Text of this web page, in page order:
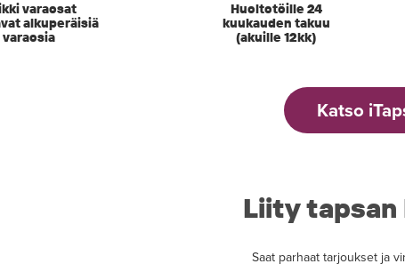
varaosat
alkuperäisiä
varaosia
Huoltotöille 24
kuukauden takuu
(akuille 12kk)
Katso
Liity
Saat parhaat tarjoukset ja